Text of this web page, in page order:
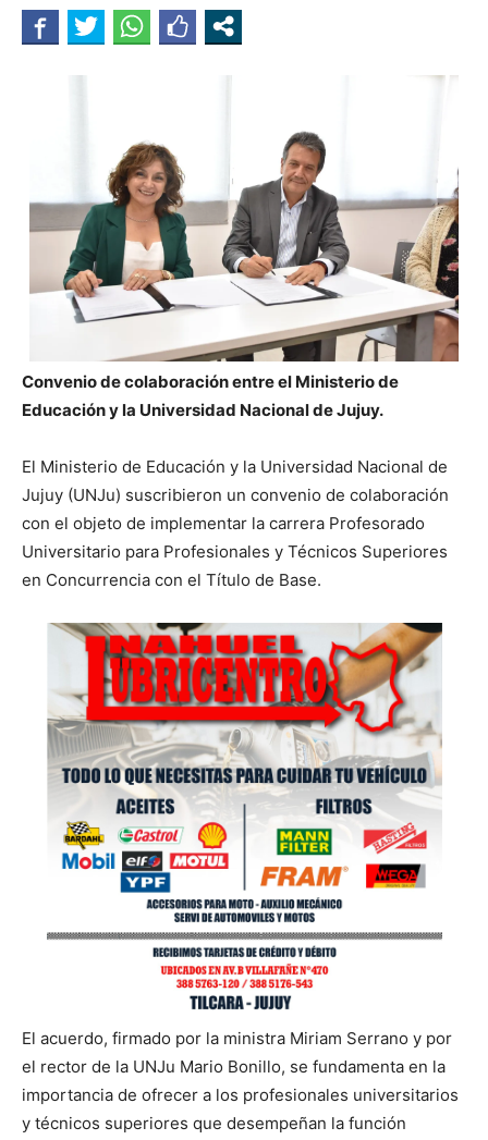
Convenio de colaboración entre el Ministerio de
Educación y la Universidad Nacional de Jujuy.
El Ministerio de Educación y la Universidad Nacional de
Jujuy (UNJu) suscribieron un convenio de colaboración
con el objeto de implementar la carrera Profesorado
Universitario para Profesionales y Técnicos Superiores
en Concurrencia con el Título de Base.
El acuerdo, firmado por la ministra Miriam Serrano y por
el rector de la UNJu Mario Bonillo, se fundamenta en la
importancia de ofrecer a los profesionales universitarios
y técnicos superiores que desempeñan la función